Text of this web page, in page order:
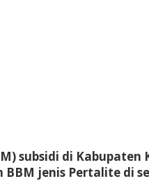
subsidi di Kabupaten
jenis Pertalite di